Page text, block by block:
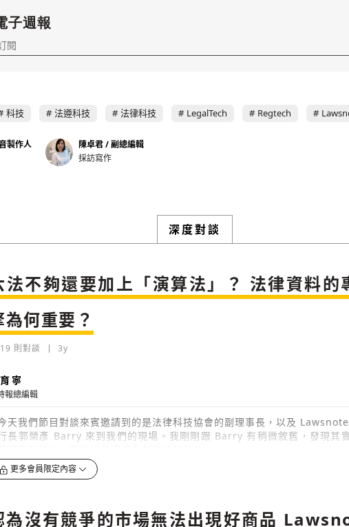
掌握國際政經脈動
再想一下 確定購買
子週報
科技 法遵科技 法律科技 LegalTech Regtech
製作人
陳卓君 / 副總編輯
採訪寫作
深度對談
法不夠還要加上「演算法」？ 法律資料的
為何重要？
19 則對談 3y
寧
報總編輯
天我們節目對談來賓邀請到的是法律科技協會的副理事長，以及
長郭榮彥 Barry 來到我們的現場。我剛剛跟 Barry 有稍微敘舊，發現其
0 3y
更多會員限定內容
為沒有競爭的市場無法出現好商品
存為草稿 提交
規則說明